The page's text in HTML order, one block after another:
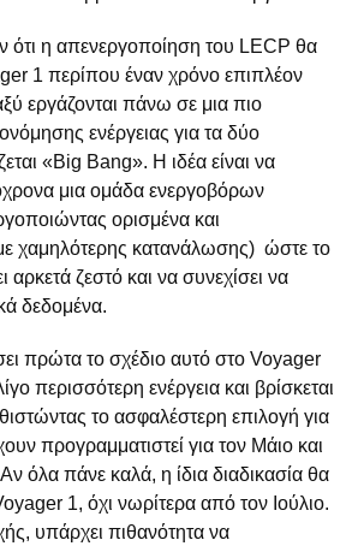
ότι η απενεργοποίηση του LECP θα
1 περίπου έναν χρόνο επιπλέον
εργάζονται πάνω σε μια πιο
ενέργειας για τα δύο
«Big Bang». Η ιδέα είναι να
μια ομάδα ενεργοβόρων
ορισμένα και
χαμηλότερης κατανάλωσης) ώστε το
ζεστό και να συνεχίσει να
δεδομένα.
πρώτα το σχέδιο αυτό στο Voyager
περισσότερη ενέργεια και βρίσκεται
το ασφαλέστερη επιλογή για
προγραμματιστεί για τον Μάιο και
όλα πάνε καλά, η ίδια διαδικασία θα
1, όχι νωρίτερα από τον Ιούλιο.
υπάρχει πιθανότητα να